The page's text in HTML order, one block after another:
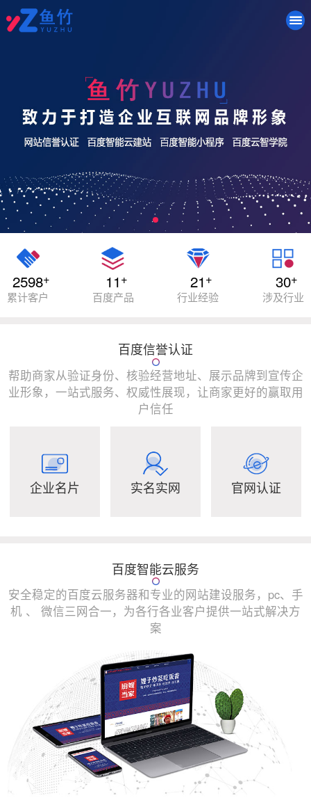
2598+
累计客户
11+
百度产品
21+
行业经验
30+
涉及行业
百度信誉认证
帮助商家从验证身份、核验经营地址、展示品牌到宣传企
业形象，一站式服务、权威性展现，让商家更好的赢取用
户信任
企业名片 实名实网 官网认证
百度智能云服务
安全稳定的百度云服务器和专业的网站建设服务，pc、手
机 、 微信三网合一，为各行各业客户提供一站式解决方
案